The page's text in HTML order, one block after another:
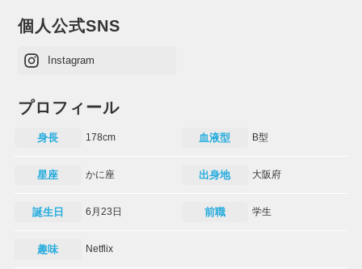
個人公式SNS
Instagram
プロフィール
身長 178cm 血液型 B型
星座 かに座 出身地 大阪府
誕生日 6月23日 前職 学生
趣味 Netflix